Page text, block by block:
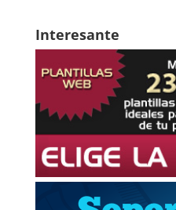
Interesante